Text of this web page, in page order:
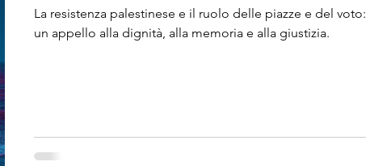
La resistenza palestinese e il ruolo delle piazze e del voto:
un appello alla dignità, alla memoria e alla giustizia.